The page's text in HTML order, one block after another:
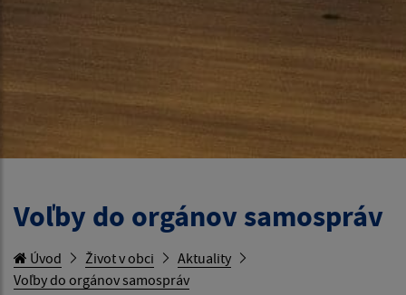
Voľby do orgánov samospráv
Úvod Život v obci
Aktuality
Voľby do orgánov samospráv